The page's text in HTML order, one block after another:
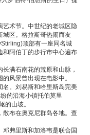
术节。中世纪的老城区隐
城区。格拉斯哥热闹而友
顶部有一座同名城
和阿伯丁的步行市中心遍布
满石南花的荒原和山脉，
风景曾出现在电影中。
。刘易斯和哈里斯岛完美
的沿海小镇托伯莫里
的山坡。
布在奥克尼群岛各地。查
弗里斯和加洛韦是联合国